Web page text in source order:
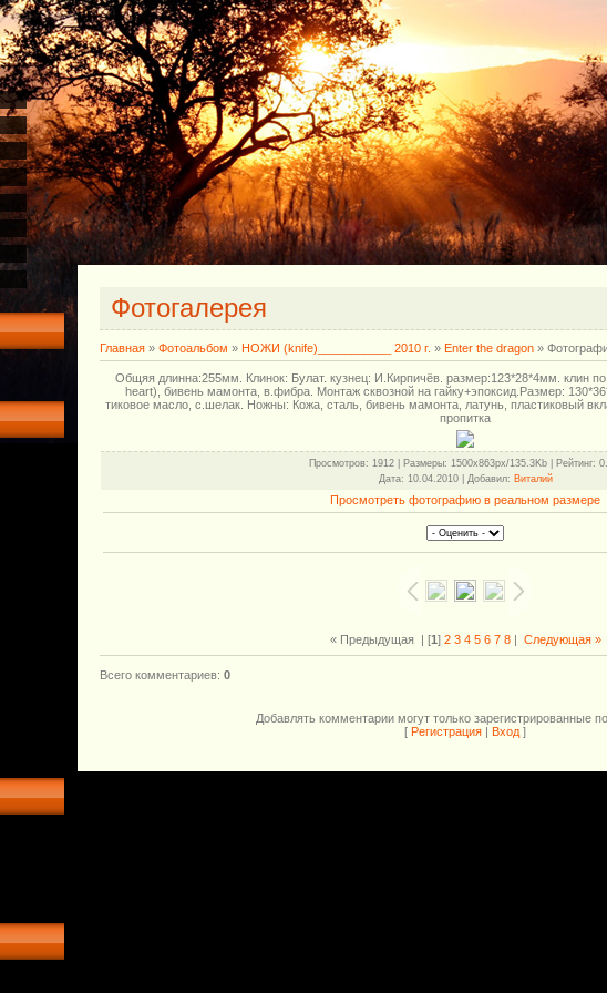
Фотогалерея
Главная » Фотоальбом » НОЖИ (knife)___________ 2010 г. » Enter the dragon »
Общяя длинна:255мм. Клинок: Булат. кузнец: И.Кирпичёв. размер:123*28*4мм. клин
heart), бивень мамонта, в.фибра. Монтаж сквозной на гайку+эпоксид.Размер:
тиковое масло, с.шелак. Ножны: Кожа, сталь, бивень мамонта, латунь, пластиковый
пропитка
Просмотров: 1912 | Размеры: 1500x863px/135.3Kb | Рейтинг:
Дата: 10.04.2010 | Добавил: Виталий
Просмотреть фотографию в реальном размере
« Предыдущая| [1] 2 3 4 5 6 7 8| Следующая »
Всего комментариев: 0
Добавлять комментарии могут только зарегистрированные
[ Регистрация Вход ]